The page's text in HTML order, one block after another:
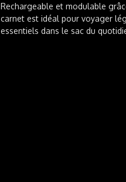
Rechargeable et modulable
carnet est idéal pour voyager
essentiels dans le sac du